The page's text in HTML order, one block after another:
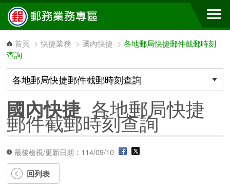
跳到主要內容區塊
首頁 >快捷業務 > 國內快捷 >各地郵局快捷郵件截郵時刻
查詢
國內快捷 各地郵局快捷
郵件截郵時刻查詢
最後檢視/更新日期：114/09/10
回列表